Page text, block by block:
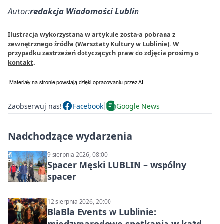
Autor:redakcja Wiadomości Lublin
Ilustracja wykorzystana w artykule została pobrana z
zewnętrznego źródła (Warsztaty Kultury w Lublinie). W
przypadku zastrzeżeń dotyczących praw do zdjęcia prosimy o
kontakt.
Zaobserwuj nas! Facebook Google News
Nadchodzące wydarzenia
9 sierpnia 2026, 08:00
Spacer Męski LUBLIN – wspólny
spacer
12 sierpnia 2026, 20:00
BlaBla Events w Lublinie: